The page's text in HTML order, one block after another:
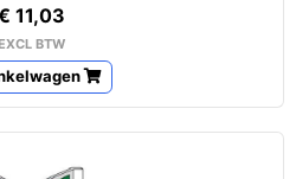
11,03
BTW